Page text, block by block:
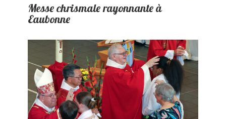
Messe chrismale rayonnante à
Eaubonne